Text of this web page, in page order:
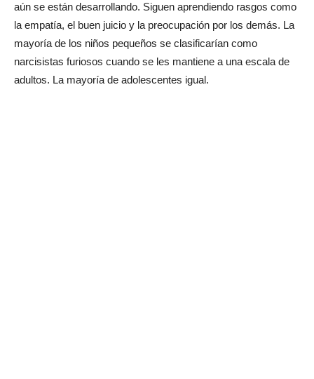
aún se están desarrollando. Siguen aprendiendo rasgos como
la empatía, el buen juicio y la preocupación por los demás. La
mayoría de los niños pequeños se clasificarían como
narcisistas furiosos cuando se les mantiene a una escala de
adultos. La mayoría de adolescentes igual.